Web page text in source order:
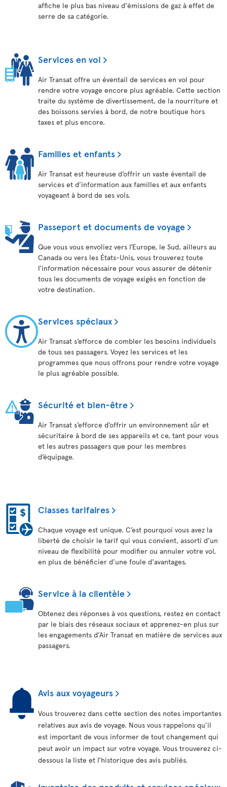
affiche le plus bas niveau d'émissions de gaz à effet de
serre de sa catégorie.
Services en vol
Air Transat offre un éventail de services en vol pour
rendre votre voyage encore plus agréable. Cette section
traite du système de divertissement, de la nourriture et
des boissons servies à bord, de notre boutique hors
taxes et plus encore.
Familles et enfants
Air Transat est heureuse d’offrir un vaste éventail de
services et d’information aux familles et aux enfants
voyageant à bord de ses vols.
Passeport et documents de voyage
Que vous vous envoliez vers l’Europe, le Sud, ailleurs au
Canada ou vers les États-Unis, vous trouverez toute
l’information nécessaire pour vous assurer de détenir
tous les documents de voyage exigés en fonction de
votre destination.
Services spéciaux
Air Transat s’efforce de combler les besoins individuels
de tous ses passagers. Voyez les services et les
programmes que nous offrons pour rendre votre voyage
le plus agréable possible.
Sécurité et bien-être
Air Transat s’efforce d’offrir un environnement sûr et
sécuritaire à bord de ses appareils et ce, tant pour vous
et les autres passagers que pour les membres
d’équipage.
Classes tarifaires
Chaque voyage est unique. C’est pourquoi vous avez la
liberté de choisir le tarif qui vous convient, assorti d’un
niveau de flexibilité pour modifier ou annuler votre vol,
en plus de bénéficier d’une foule d’avantages.
Service à la clientèle
Obtenez des réponses à vos questions, restez en contact
par le biais des réseaux sociaux et apprenez-en plus sur
les engagements d’Air Transat en matière de services aux
passagers.
Avis aux voyageurs
Vous trouverez dans cette section des notes importantes
relatives aux avis de voyage. Nous vous rappelons qu’il
est important de vous informer de tout changement qui
peut avoir un impact sur votre voyage. Vous trouverez ci-
dessous la liste et l’historique des avis publiés.